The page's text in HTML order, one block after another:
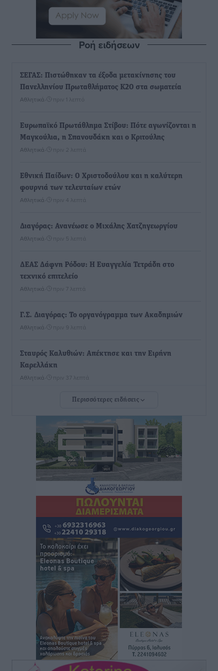
Ροή ειδήσεων
ΣΕΓΑΣ: Πιστώθηκαν τα έξοδα μετακίνησης του
Πανελληνίου Πρωταθλήματος Κ20 στα σωματεία
Αθλητικά πριν 1 λεπτό
Ευρωπαϊκό Πρωτάθλημα Στίβου: Πότε αγωνίζονται η
Μαγκούλια, η Σπανουδάκη και ο Κριτούλης
Αθλητικά πριν 2 λεπτά
Εθνική Παίδων: Ο Χριστοδούλου και η καλύτερη
φουρνιά των τελευταίων ετών
Αθλητικά πριν 4 λεπτά
Διαγόρας: Ανανέωσε ο Μιχάλης Χατζηγεωργίου
Αθλητικά πριν 5 λεπτά
ΔΕΑΣ Δάφνη Ρόδου: Η Ευαγγελία Τετράδη στο
τεχνικό επιτελείο
Αθλητικά πριν 7 λεπτά
Γ.Σ. Διαγόρας: Το οργανόγραμμα των Ακαδημιών
Αθλητικά πριν 9 λεπτά
Σταυρός Καλυθιών: Απέκτησε και την Ειρήνη
Καρελλάκη
Αθλητικά πριν 37 λεπτά
Πρωτάθλημα Καλαθοσφαίρισης Δικηγορικών
Συλλόγων Ελλάδας και Κύπρου: Η Ρόδος φιλοξένησε
με επιτυχία την 17η διοργάνωση
Αθλητικά πριν 51 λεπτά
Φοιτητική στέγη: «Φωτιά» τα ενοίκια σε Αθήνα και
Θεσσαλονίκη – Έως 800 ευρώ στο Ρέθυμνο
Η Τουρκία σε νέο «κρεσέντο» προκλήσεων στο Αιγαίο
με 18 παραβάσεις και παραβιάσεις
πριν 1 ώρα
Θερινές εκπτώσεις 2026 έως τις 31 Αυγούστου – Τι
πρέπει να προσέξουν οι καταναλωτές
Ειδήσεις• πριν 1 ώρα
ΑΔΜΗΕ: Ολοκληρώνεται η ηλεκτρική διασύνδεση των
Κυκλάδων, τα οφέλη
Ειδήσεις• πριν 1 ώρα
Πόσοι Ευρωπαίοι «αντέχουν» διακοπές στο εξωτερικό
Περισσότερες ειδήσεις